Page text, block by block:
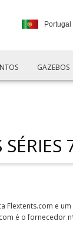
Portugal
GAZEBOS
e
é o fornecedor